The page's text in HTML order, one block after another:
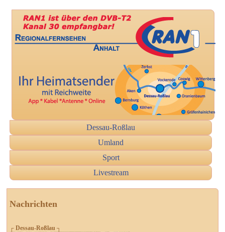
Dessau-Roßlau
Umland
Sport
Livestream
Nachrichten
┌ Dessau-Roßlau ┐